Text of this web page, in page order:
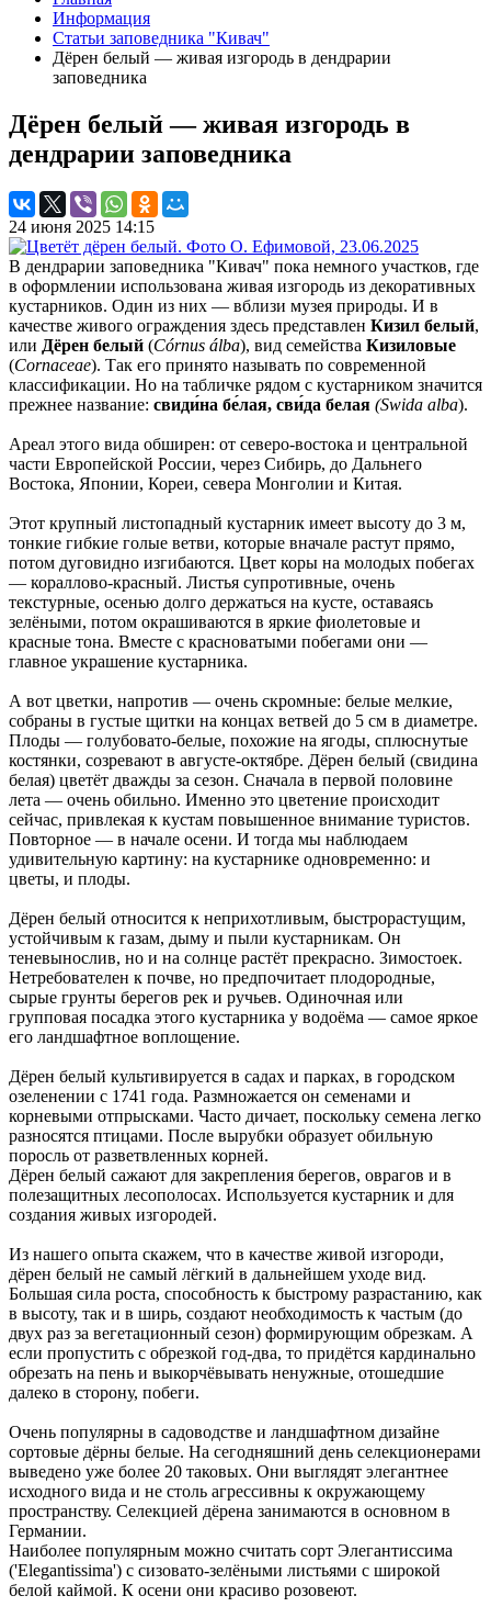
Информация
Статьи заповедника "Кивач"
Дёрен белый — живая изгородь в дендрарии
заповедника
Дёрен белый — живая изгородь в
дендрарии заповедника
24 июня 2025 14:15
В дендрарии заповедника "Кивач" пока немного участков, где
в оформлении использована живая изгородь из декоративных
кустарников. Один из них — вблизи музея природы. И в
качестве живого ограждения здесь представлен Кизил белый,
или Дёрен белый (Córnus álba), вид семейства Кизиловые
(Cornaceae). Так его принято называть по современной
классификации. Но на табличке рядом с кустарником значится
прежнее название: свиди́на бе́лая, сви́да белая (Swida alba).
Ареал этого вида обширен: от северо-востока и центральной
части Европейской России, через Сибирь, до Дальнего
Востока, Японии, Кореи, севера Монголии и Китая.
Этот крупный листопадный кустарник имеет высоту до 3 м,
тонкие гибкие голые ветви, которые вначале растут прямо,
потом дуговидно изгибаются. Цвет коры на молодых побегах
— кораллово-красный. Листья супротивные, очень
текстурные, осенью долго держаться на кусте, оставаясь
зелёными, потом окрашиваются в яркие фиолетовые и
красные тона. Вместе с красноватыми побегами они —
главное украшение кустарника.
А вот цветки, напротив — очень скромные: белые мелкие,
собраны в густые щитки на концах ветвей до 5 см в диаметре.
Плоды — голубовато-белые, похожие на ягоды, сплюснутые
костянки, созревают в августе-октябре. Дёрен белый (свидина
белая) цветёт дважды за сезон. Сначала в первой половине
лета — очень обильно. Именно это цветение происходит
сейчас, привлекая к кустам повышенное внимание туристов.
Повторное — в начале осени. И тогда мы наблюдаем
удивительную картину: на кустарнике одновременно: и
цветы, и плоды.
Дёрен белый относится к неприхотливым, быстрорастущим,
устойчивым к газам, дыму и пыли кустарникам. Он
теневынослив, но и на солнце растёт прекрасно. Зимостоек.
Нетребователен к почве, но предпочитает плодородные,
сырые грунты берегов рек и ручьев. Одиночная или
групповая посадка этого кустарника у водоёма — самое яркое
его ландшафтное воплощение.
Дёрен белый культивируется в садах и парках, в городском
озеленении с 1741 года. Размножается он семенами и
корневыми отпрысками. Часто дичает, поскольку семена легко
разносятся птицами. После вырубки образует обильную
поросль от разветвленных корней.
Дёрен белый сажают для закрепления берегов, оврагов и в
полезащитных лесополосах. Используется кустарник и для
создания живых изгородей.
Из нашего опыта скажем, что в качестве живой изгороди,
дёрен белый не самый лёгкий в дальнейшем уходе вид.
Большая сила роста, способность к быстрому разрастанию, как
в высоту, так и в ширь, создают необходимость к частым (до
двух раз за вегетационный сезон) формирующим обрезкам. А
если пропустить с обрезкой год-два, то придётся кардинально
обрезать на пень и выкорчёвывать ненужные, отошедшие
далеко в сторону, побеги.
Очень популярны в садоводстве и ландшафтном дизайне
сортовые дёрны белые. На сегодняшний день селекционерами
выведено уже более 20 таковых. Они выглядят элегантнее
исходного вида и не столь агрессивны к окружающему
пространству. Селекцией дёрена занимаются в основном в
Германии.
Наиболее популярным можно считать сорт Элегантиссима
('Elegantissima') с сизовато-зелёными листьями с широкой
белой каймой. К осени они красиво розовеют.